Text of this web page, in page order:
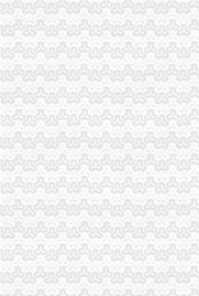
士突击原型“钢铁七连”番号
陈家湾公司注销
【图】沙坪坝步行街陈家湾
重生之财源滚滚-正文第
重庆恒盛集团到陈家湾可乘
【重庆从佰腾集团·佰腾数
安乡县民政局2016年安乡县
陈家桥公司注销
重庆农行的垃圾们！重庆_
邵陈家桥乡会计审计公司|邵
器件厂乐清市金石珠宝有限
【宿州二手魅族手机交易市
建设宣示表多少字91交换站